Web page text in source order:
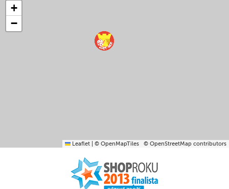
+
−
Leaflet © OpenMapTiles © OpenStreetMap contributors